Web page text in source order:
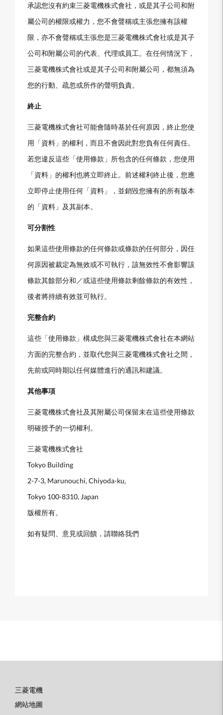
承認您沒有約束三菱電機株式會社，或是其子公司和附
屬公司的權限或權力，您不會聲稱或主張您擁有該權
限，亦不會聲稱或主張您是三菱電機株式會社或是其子
公司和附屬公司的代表、代理或員工。在任何情況下，
三菱電機株式會社或是其子公司和附屬公司，都無須為
您的行動、疏忽或所作的聲明負責。
終止
三菱電機株式會社可能會隨時基於任何原因，終止您使
用「資料」的權利，而且不會因此對您負有任何責任。
若您違反這些「使用條款」所包含的任何條款，您使用
「資料」的權利也將立即終止。前述權利終止後，您應
立即停止使用任何「資料」，並銷毀您擁有的所有版本
的「資料」及其副本。
可分割性
如果這些使用條款的任何條款或條款的任何部分，因任
何原因被裁定為無效或不可執行，該無效性不會影響該
條款其餘部分和／或這些使用條款剩餘條款的有效性，
後者將持續有效並可執行。
完整合約
這些「使用條款」構成您與三菱電機株式會社在本網站
方面的完整合約，並取代您與三菱電機株式會社之間，
先前或同時期以任何媒體進行的通訊和建議。
其他事項
三菱電機株式會社及其附屬公司保留未在這些使用條款
明確授予的一切權利。
三菱電機株式會社
Tokyo Building
2-7-3, Marunouchi, Chiyoda-ku,
Tokyo 100-8310, Japan
版權所有。
如有疑問、意見或回饋，請聯絡我們
底
三菱電機
網站地圖